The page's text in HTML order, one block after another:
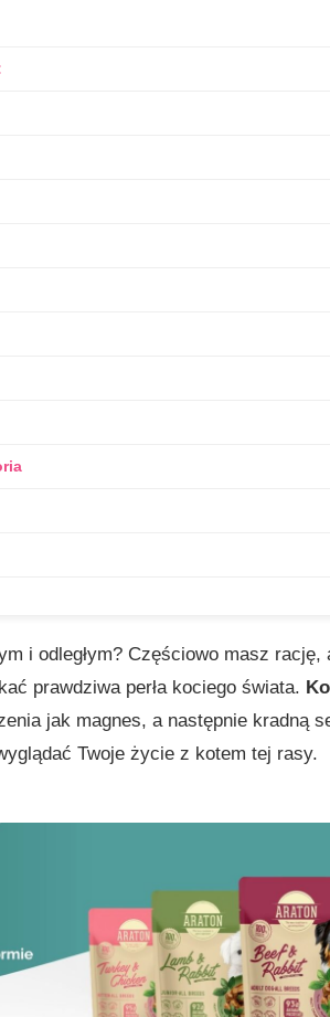
i odległym? Częściowo masz rację,
prawdziwa perła kociego świata.
jak magnes, a następnie kradną
Twoje życie z kotem tej rasy.